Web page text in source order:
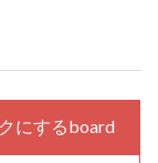
にするboard